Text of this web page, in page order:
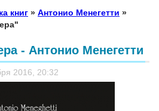
книг » Антонио Менегетти »
- Антонио Менегетти
2016, 20:32